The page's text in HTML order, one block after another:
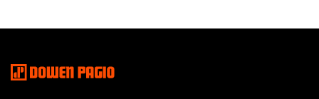
Segmentos - pendiente